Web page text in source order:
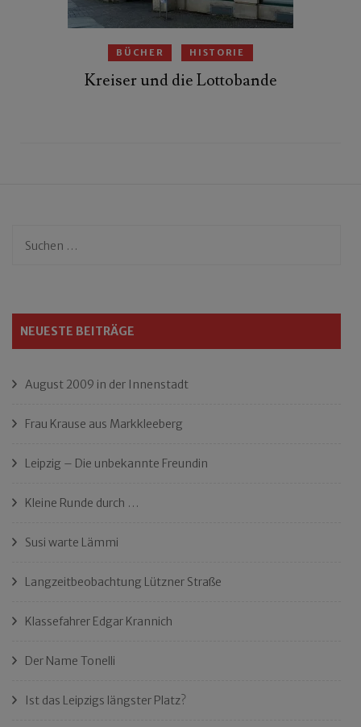
BÜCHER HISTORIE
Kreiser und die Lottobande
Suchen
NEUESTE BEITRÄGE
August 2009 in der Innenstadt
Frau Krause aus Markkleeberg
Leipzig – Die unbekannte Freundin
Kleine Runde durch …
Susi warte Lämmi
Langzeitbeobachtung Lützner Straße
Klassefahrer Edgar Krannich
Der Name Tonelli
Ist das Leipzigs längster Platz?